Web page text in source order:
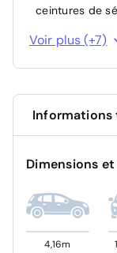
ceintures de
Sécurité enfant
Airbags
Voir plus (+7)
Informations
Dimensions
4,16m